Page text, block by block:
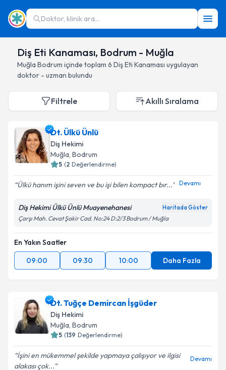
Doktor, klinik ara...
Diş Eti Kanaması, Bodrum - Muğla
Muğla Bodrum içinde toplam 6 Diş Eti Kanaması uygulayan
doktor - uzman bulundu
Filtrele Akıllı Sıralama
Dt. Ülkü Ünlü
Diş Hekimi
Muğla, Bodrum
5 (2 Değerlendirme)
Ülkü hanım işini seven ve bu işi bilen kompact bır... Devamı
Diş Hekimi Ülkü Ünlü Muayenehanesi Haritada Göster
Çarşı Mah. Cevat Şakir Cad. No:24 D:2/3 Bodrum / Muğla
En Yakın Saatler
09:00
09:30 10:00 Daha Fazla
Dt. Tuğçe Demircan İşgüder
Diş Hekimi
Muğla, Bodrum
5 (139 Değerlendirme)
İşini en mükemmel şekilde yapmaya çalışıyor ve ilgisi
alakası çok...
Devamı